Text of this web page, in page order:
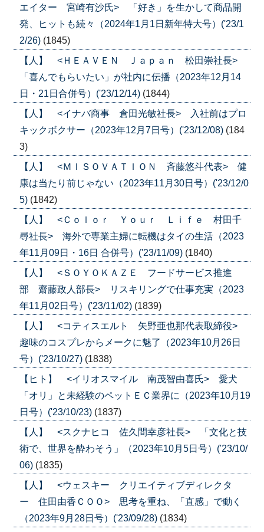
エイター 宮崎有沙氏> 「好き」を生かして商品開
発、ヒットも続々（2024年1月1日新年特大号）('23/1
2/26) (1845)
【人】 <ＨＥＡＶＥＮ Ｊａｐａｎ 松田崇社長>
「喜んでもらいたい」が社内に伝播（2023年12月14
日・21日合併号）('23/12/14) (1844)
【人】 <イナバ商事 倉田光敏社長> 入社前はプロ
キックボクサー（2023年12月7日号）('23/12/08) (184
3)
【人】 <ＭＩＳＯＶＡＴＩＯＮ 斉藤悠斗代表> 健
康は当たり前じゃない（2023年11月30日号）('23/12/0
5) (1842)
【人】 <Ｃｏｌｏｒ Ｙｏｕｒ Ｌｉｆｅ 村田千
尋社長> 海外で専業主婦に転機はタイの生活（2023
年11月09日・16日 合併号）('23/11/09) (1840)
【人】 <ＳＯＹＯＫＡＺＥ フードサービス推進
部 齋藤政人部長> リスキリングで仕事充実（2023
年11月02日号）('23/11/02) (1839)
【人】 <コティスエルト 矢野亜也那代表取締役>
趣味のコスプレからメークに魅了（2023年10月26日
号）('23/10/27) (1838)
【ヒト】 <イリオスマイル 南茂智由喜氏> 愛犬
「オリ」と未経験のペットＥＣ業界に（2023年10月19
日号）('23/10/23) (1837)
【人】 <スクナヒコ 佐久間幸彦社長> 「文化と技
術で、世界を酔わそう」（2023年10月5日号）('23/10/
06) (1835)
【人】 <ウェスキー クリエイティブディレクタ
ー 住田由香ＣＯＯ> 思考を重ね、「直感」で動く
（2023年9月28日号）('23/09/28) (1834)